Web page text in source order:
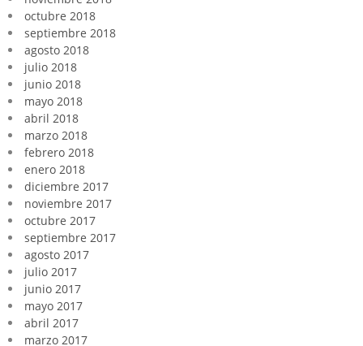
octubre 2018
septiembre 2018
agosto 2018
julio 2018
junio 2018
mayo 2018
abril 2018
marzo 2018
febrero 2018
enero 2018
diciembre 2017
noviembre 2017
octubre 2017
septiembre 2017
agosto 2017
julio 2017
junio 2017
mayo 2017
abril 2017
marzo 2017